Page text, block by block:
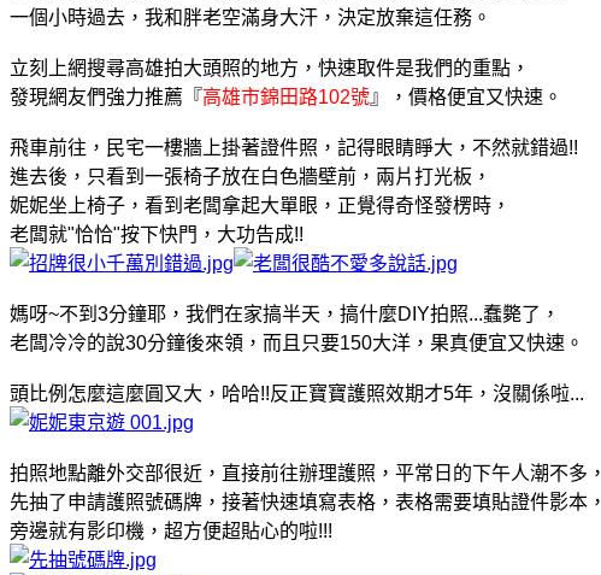
一個小時過去，我和胖老空滿身大汗，決定放棄這任務。
立刻上網搜尋高雄拍大頭照的地方，快速取件是我們的重點，
發現網友們強力推薦『高雄市錦田路102號』，價格便宜又快速。
飛車前往，民宅一樓牆上掛著證件照，記得眼睛睜大，不然就錯過!!
進去後，只看到一張椅子放在白色牆壁前，兩片打光板，
妮妮坐上椅子，看到老闆拿起大單眼，正覺得奇怪發楞時，
老闆就"恰恰"按下快門，大功告成!!
媽呀~不到3分鐘耶，我們在家搞半天，搞什麼DIY拍照...蠢斃了，
老闆冷冷的說30分鐘後來領，而且只要150大洋，果真便宜又快速。
頭比例怎麼這麼圓又大，哈哈!!反正寶寶護照效期才5年，沒關係啦...
拍照地點離外交部很近，直接前往辦理護照，平常日的下午人潮不多，
先抽了申請護照號碼牌，接著快速填寫表格，表格需要填貼證件影本，
旁邊就有影印機，超方便超貼心的啦!!!